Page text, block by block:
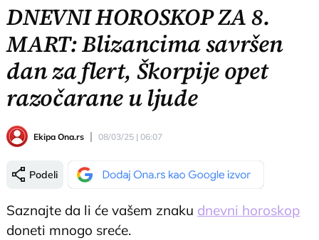
DNEVNI HOROSKOP ZA 8.
MART: Blizancima savršen
dan za flert, Škorpije opet
razočarane u ljude
Ekipa Ona.rs 08/03/25 | 06:07
Podeli
Saznajte da li će vašem znaku dnevni horoskop
doneti mnogo sreće.